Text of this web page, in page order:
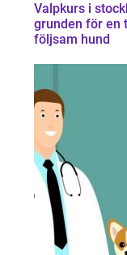
Valpkurs i
grunden för en
följsam hund